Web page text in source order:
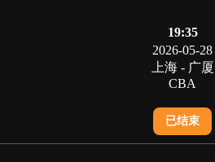
19:35
2026-05-28
上海 - 广厦
CBA
已结束